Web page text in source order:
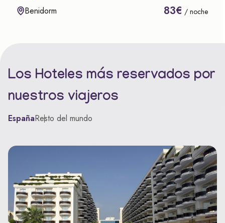
Benidorm 83€ / noche
Los Hoteles más reservados por
nuestros viajeros
EspañaResto del mundo